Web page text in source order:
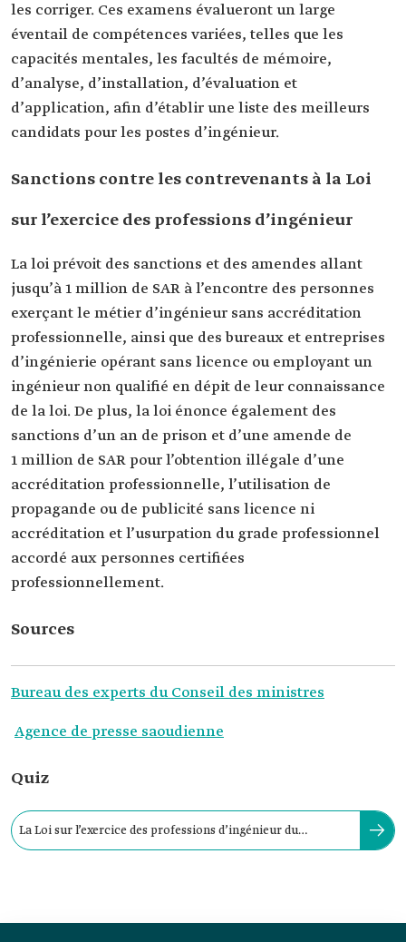
les corriger. Ces examens évalueront un large
éventail de compétences variées, telles que les
capacités mentales, les facultés de mémoire,
d’analyse, d’installation, d’évaluation et
d’application, afin d’établir une liste des meilleurs
candidats pour les postes d’ingénieur.
Sanctions contre les contrevenants à la Loi
sur l’exercice des professions d’ingénieur
La loi prévoit des sanctions et des amendes allant
jusqu’à 1 million de SAR à l’encontre des personnes
exerçant le métier d’ingénieur sans accréditation
professionnelle, ainsi que des bureaux et entreprises
d’ingénierie opérant sans licence ou employant un
ingénieur non qualifié en dépit de leur connaissance
de la loi. De plus, la loi énonce également des
sanctions d’un an de prison et d’une amende de
1 million de SAR pour l’obtention illégale d’une
accréditation professionnelle, l’utilisation de
propagande ou de publicité sans licence ni
accréditation et l’usurpation du grade professionnel
accordé aux personnes certifiées
professionnellement.
Sources
Bureau des experts du Conseil des ministres
Agence de presse saoudienne
Quiz
La Loi sur l’exercice des professions d’ingénieur du